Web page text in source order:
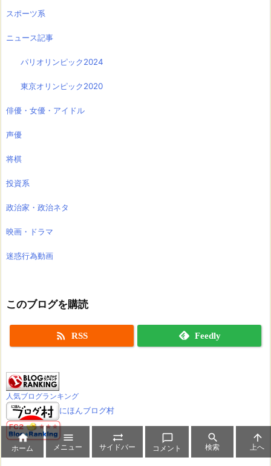
スポーツ系
ニュース記事
パリオリンピック2024
東京オリンピック2020
俳優・女優・アイドル
声優
将棋
投資系
政治家・政治ネタ
映画・ドラマ
迷惑行為動画
このブログを購読
 RSS Feedly
人気ブログランキング
にほんブログ村

ホーム

メニュー

サイドバー

コメント

検索

上へ